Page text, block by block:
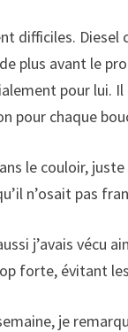
difficiles.
plus avant le
pour lui.
pour chaque
le couloir,
n’osait pas
j’avais vécu
forte, évitant
je